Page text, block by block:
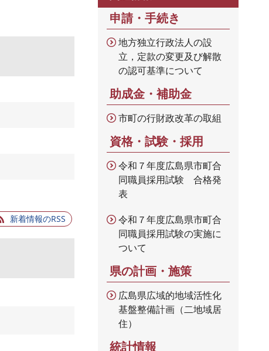
新着情報のRSS
申請・手続き
地方独立行政法人の設
立，定款の変更及び解散
の認可基準について
助成金・補助金
市町の行財政改革の取組
資格・試験・採用
令和７年度広島県市町合
同職員採用試験 合格発
表
令和７年度広島県市町合
同職員採用試験の実施に
ついて
県の計画・施策
広島県広域的地域活性化
基盤整備計画（二地域居
住）
統計情報